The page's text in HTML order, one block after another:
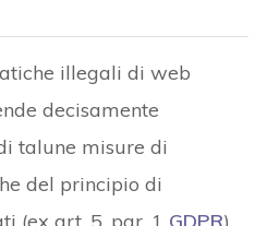
illegali di web
decisamente
talune misure di
del principio di
(ex art. 5, par. 1 GDPR),